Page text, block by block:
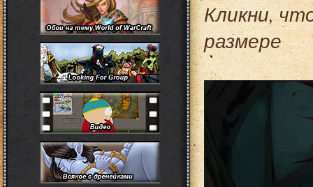
Кликни,
размере